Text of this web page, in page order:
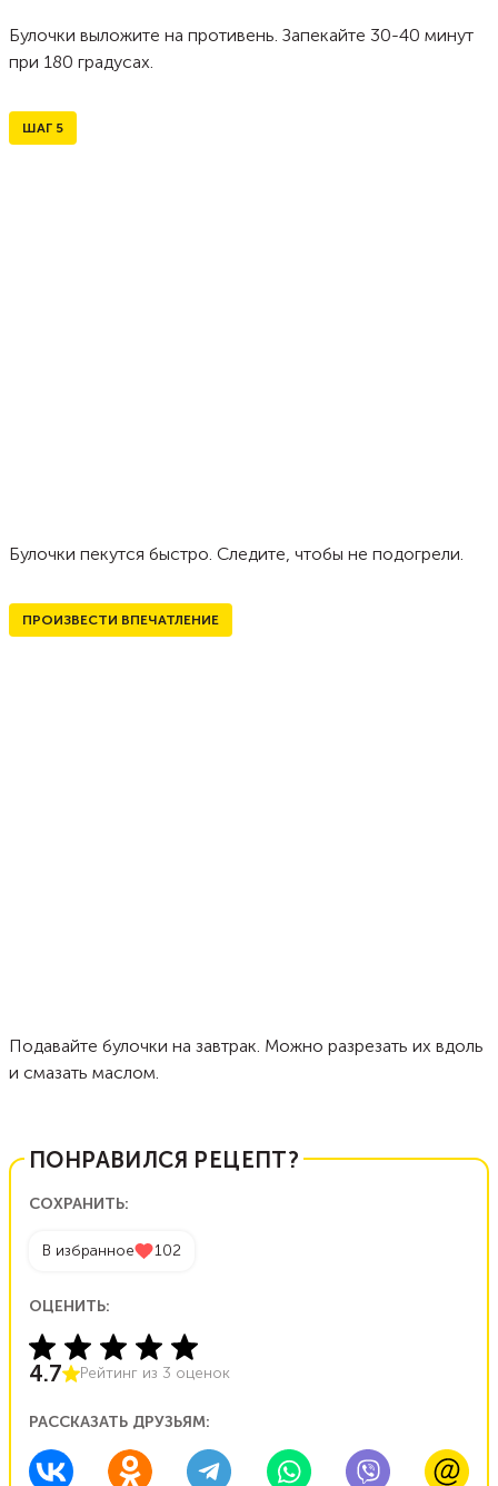
Булочки выложите на противень. Запекайте 30-40 минут
при 180 градусах.
ШАГ 5
Булочки пекутся быстро. Следите, чтобы не подогрели.
ПРОИЗВЕСТИ ВПЕЧАТЛЕНИЕ
Подавайте булочки на завтрак. Можно разрезать их вдоль
и смазать маслом.
ПОНРАВИЛСЯ РЕЦЕПТ?
СОХРАНИТЬ:
В избранное 102
ОЦЕНИТЬ:
4.7 Рейтинг из 3 оценок
РАССКАЗАТЬ ДРУЗЬЯМ: